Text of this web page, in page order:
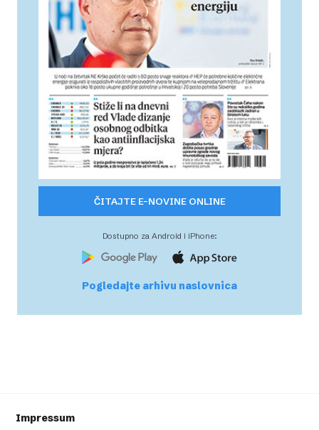
ČITAJTE E-NOVINE ONLINE
Dostupno za Android i iPhone:
Pogledajte arhivu naslovnica
Impressum